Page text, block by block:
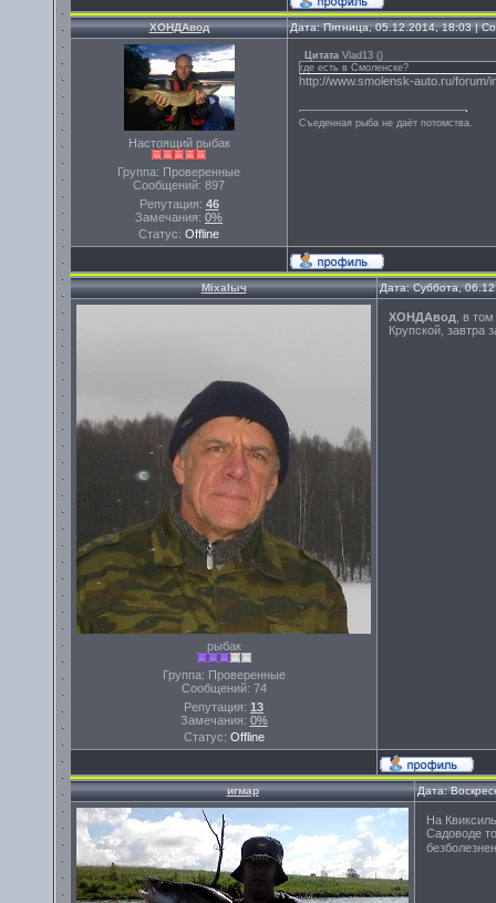
ХОНДАвод Дата: Пятница, 05.12.2014, 18:03 |
Настоящий рыбак
Группа: Проверенные
Сообщений: 897
Репутация: 46
Замечания: 0%
Статус: Offline
Цитата Vlad13 ()
где есть в Смоленске?
http://www.smolensk-auto.ru/forum/
Съеденная рыба не даёт потомства.
Miхalыч Дата: Суббота,
рыбак
Группа: Проверенные
Сообщений: 74
Репутация: 13
Замечания: 0%
Статус: Offline
ХОНДАвод , в
Крупской, завтра
игмар Дата:
На
Садоводе